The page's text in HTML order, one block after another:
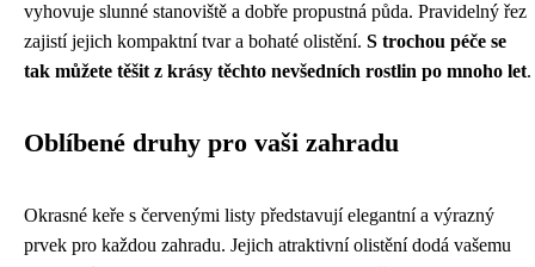
vyhovuje slunné stanoviště a dobře propustná půda. Pravidelný řez
zajistí jejich kompaktní tvar a bohaté olistění. S trochou péče se
tak můžete těšit z krásy těchto nevšedních rostlin po mnoho let.
Oblíbené druhy pro vaši zahradu
Okrasné keře s červenými listy představují elegantní a výrazný
prvek pro každou zahradu. Jejich atraktivní olistění dodá vašemu